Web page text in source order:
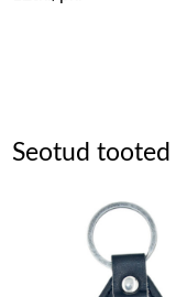
Seotud tooted